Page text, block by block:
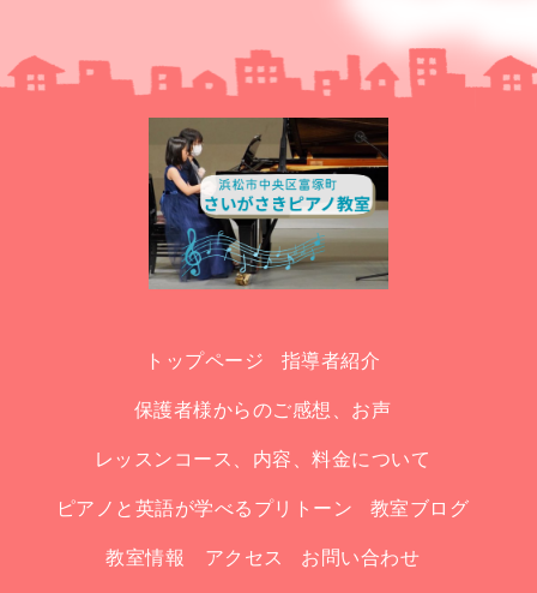
トップページ 指導者紹介
保護者様からのご感想、お声
レッスンコース、内容、料金について
ピアノと英語が学べるプリトーン 教室ブログ
教室情報 アクセス お問い合わせ